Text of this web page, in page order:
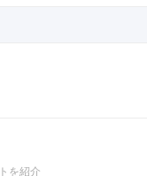
を紹介